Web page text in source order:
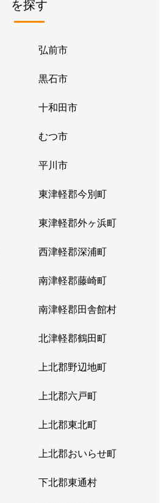
を探す
弘前市
黒石市
十和田市
むつ市
平川市
東津軽郡今別町
東津軽郡外ヶ浜町
西津軽郡深浦町
南津軽郡藤崎町
南津軽郡田舎館村
北津軽郡鶴田町
上北郡野辺地町
上北郡六戸町
上北郡東北町
上北郡おいらせ町
下北郡東通村